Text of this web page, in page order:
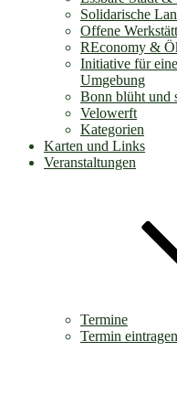
Solidarische
Offene
REconomy &
Initiative für
Umgebung
Bonn blüht und
Velowerft
Kategorien
Karten und Links
Veranstaltungen
Termine
Termin eintragen